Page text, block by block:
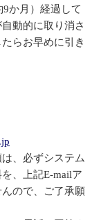
9か月）経過して
動的に取り消さ
らお早めに引き
、必ずシステム
、上記E-mailア
ので、ご了承願